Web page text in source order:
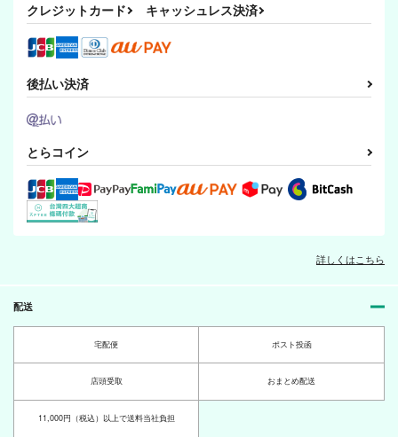
クレジットカード キャッシュレス決済
後払い決済
とらコイン
詳しくはこちら
配送
宅配便 ポスト投函
店頭受取 おまとめ配送
11,000円（税込）以上で送料当社負担